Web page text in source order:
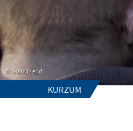
IMAGO / epd
KURZUM